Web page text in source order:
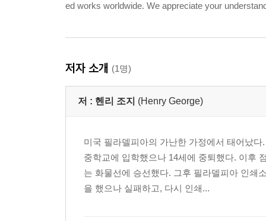
ed works worldwide. We appreciate your
저자 소개 (1명)
저 : 헨리 조지 (Henry George)
미국 필라델피아의 가난한 가정에서 태어났
중학교에 입학했으나 14세에 중퇴했다. 이후
는 화물선에 승선했다. 그후 필라델피아 인쇄
을 했으나 실패하고, 다시 인쇄...